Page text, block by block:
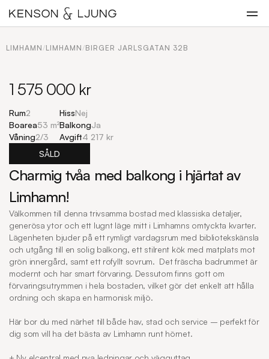
LIMHAMN/LIMHAMN/BIRGER JARLSGATAN 32B
1 575 000 kr
Rum2
Boarea53 m²
Våning2/3
HissNej
BalkongJa
Avgift4 217 kr
SÅLD
Charmig tvåa med balkong i hjärtat av
Limhamn!
Välkommen till denna trivsamma bostad med klassiska detaljer,
generösa ytor och ett lugnt läge mitt i Limhamns omtyckta kvarter.
Lägenheten bjuder på ett rymligt vardagsrum med bibliotekskänsla
och utgång till en solig balkong, ett stilrent kök med matplats mot
grön innergård, samt ett rofyllt sovrum.  Det fräscha badrummet är
modernt och har smart förvaring. Dessutom finns gott om
förvaringsutrymmen i hela bostaden, vilket gör det enkelt att hålla
ordning och skapa en harmonisk miljö.
Här bor du med närhet till både hav, stad och service – perfekt för
dig som vill ha det bästa av Limhamn runt hörnet.